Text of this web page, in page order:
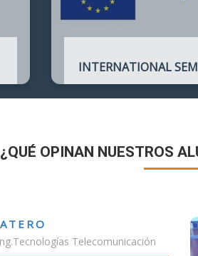
INTERNATIONAL
¿QUÉ OPINAN NUESTROS
VÍCTOR SÁNCHEZ
Estudiante Doble Grado Teleco-ADE